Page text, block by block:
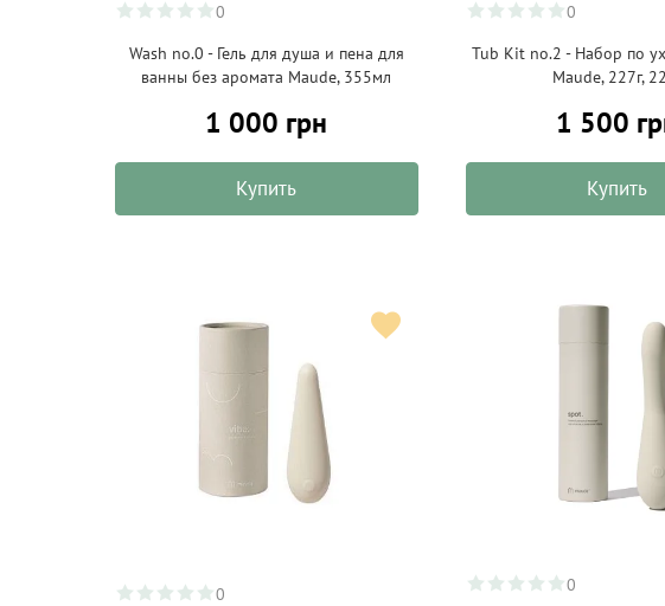
0
Wash no.0 - Гель для душа и пена для
ванны без аромата Maude, 355мл
1 000 грн
Купить
0
Tub Kit no.2 - Набор по
Maude, 227г,
1 500
Купить
0
0